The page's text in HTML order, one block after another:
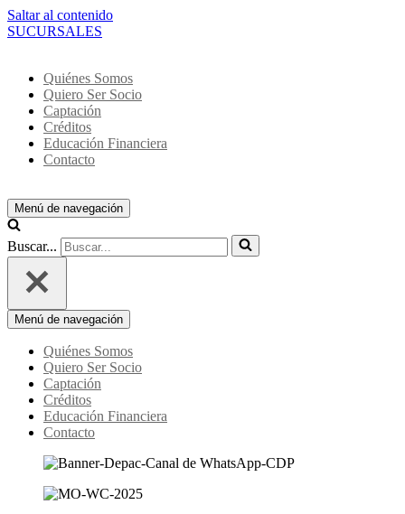
Saltar al contenido
SUCURSALES
Quiénes Somos
Quiero Ser Socio
Captación
Créditos
Educación Financiera
Contacto
Menú de navegación
Buscar...
Menú de navegación
Quiénes Somos
Quiero Ser Socio
Captación
Créditos
Educación Financiera
Contacto